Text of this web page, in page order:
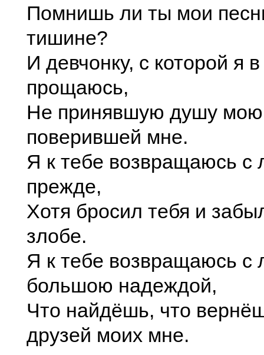
Помнишь ли ты мои
тишине?
И девчонку, с которой я
прощаюсь,
Не принявшую душу
поверившей мне.
Я к тебе возвращаюсь с
прежде,
Хотя бросил тебя и
злобе.
Я к тебе возвращаюсь с
большою надеждой,
Что найдёшь, что
друзей моих мне.